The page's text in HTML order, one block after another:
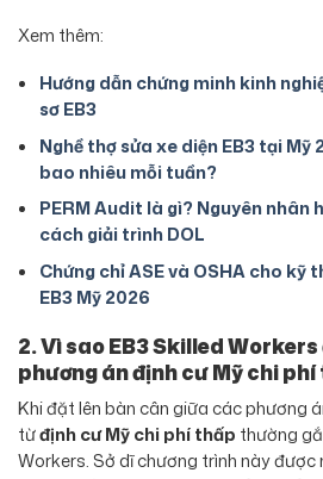
Xem thêm:
Hướng dẫn chứng minh kinh
sơ EB3
Nghề thợ sửa xe diện EB3 tại
bao nhiêu mỗi tuần?
PERM Audit là gì? Nguyên nhân
cách giải trình DOL
Chứng chỉ ASE và OSHA cho kỹ
EB3 Mỹ 2026
2. Vì sao EB3 Skilled
phương án định cư Mỹ chi
Khi đặt lên bàn cân giữa các phương
từđịnh cư Mỹ chi phí thấp thường
Workers. Sở dĩ chương trình này được